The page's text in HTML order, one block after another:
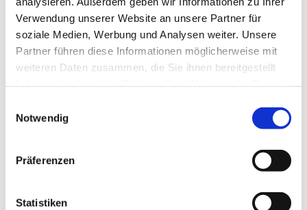
Verwendung unserer Website an unsere Partner für
soziale Medien, Werbung und Analysen weiter. Unsere
Partner führen diese Informationen möglicherweise mit
weiteren Daten zusammen, die Sie ihnen bereitgestellt
Notwendig
Präferenzen
Statistiken